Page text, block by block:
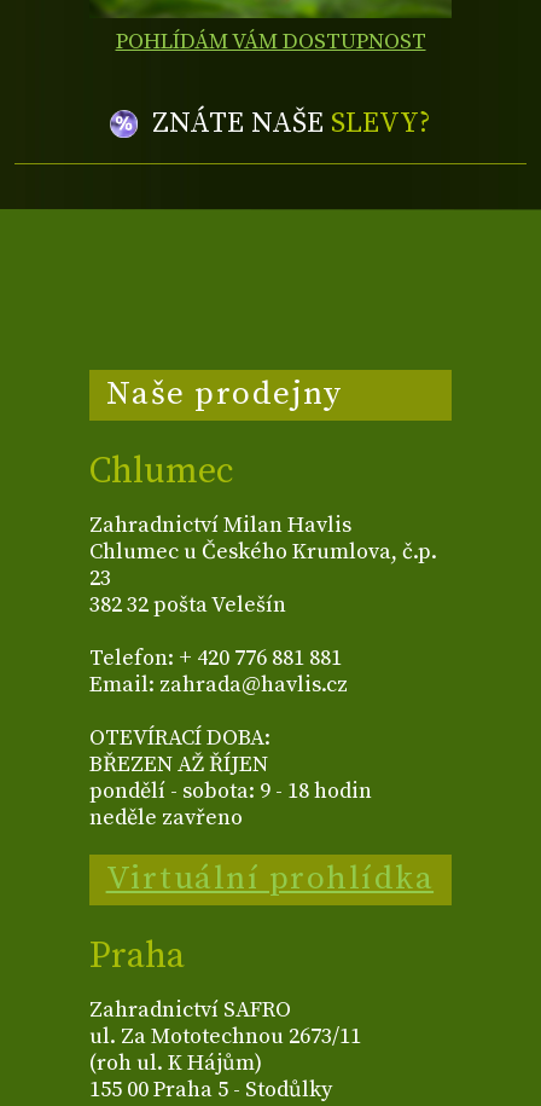
POHLÍDÁM VÁM DOSTUPNOST
ZNÁTE NAŠE SLEVY?
Naše prodejny
Chlumec
Zahradnictví Milan Havlis
Chlumec u Českého Krumlova, č.p.
23
382 32 pošta Velešín
Telefon: + 420 776 881 881
Email: zahrada@havlis.cz
OTEVÍRACÍ DOBA:
BŘEZEN AŽ ŘÍJEN
pondělí - sobota: 9 - 18 hodin
neděle zavřeno
Virtuální prohlídka
Praha
Zahradnictví SAFRO
ul. Za Mototechnou 2673/11
(roh ul. K Hájům)
155 00 Praha 5 - Stodůlky